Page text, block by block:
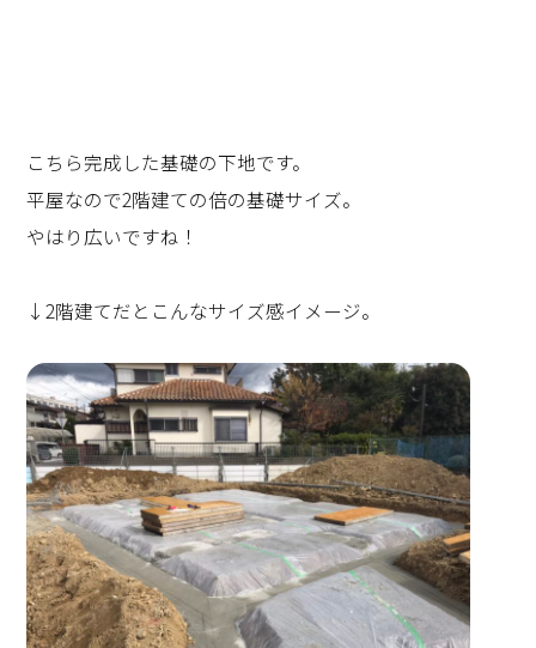
こちら完成した基礎の下地です。
平屋なので2階建ての倍の基礎サイズ。
やはり広いですね！
↓2階建てだとこんなサイズ感イメージ。